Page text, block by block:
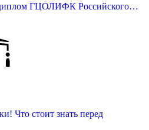
диплом ГЦОЛИФК Российского…
Что стоит знать перед